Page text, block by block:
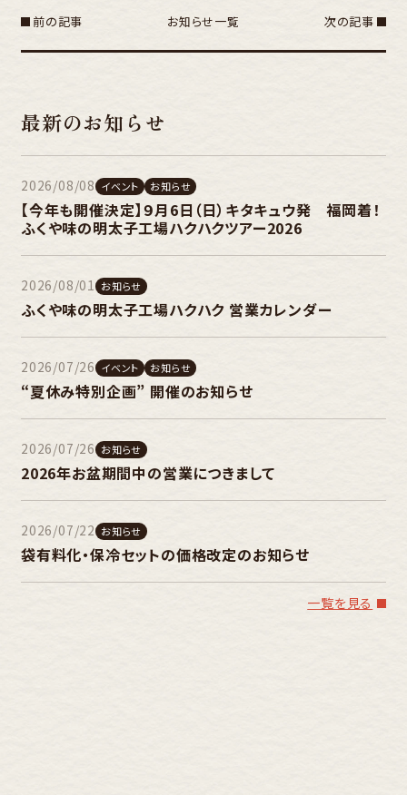
前の記事 お知らせ一覧 次の記事
最新のお知らせ
2026/08/08 イベント お知らせ
【今年も開催決定】９月6日（日）キタキュウ発 福岡着！
ふくや味の明太子工場ハクハクツアー2026
2026/08/01 お知らせ
ふくや味の明太子工場ハクハク 営業カレンダー
2026/07/26 イベント お知らせ
“夏休み特別企画” 開催のお知らせ
2026/07/26 お知らせ
2026年お盆期間中の営業につきまして
2026/07/22 お知らせ
袋有料化・保冷セットの価格改定のお知らせ
一覧を見る